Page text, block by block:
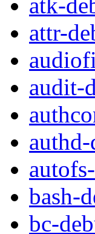
atk-
attr-
audit-
bash-
bc-